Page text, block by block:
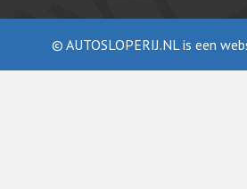
© AUTOSLOPERIJ.NL is een